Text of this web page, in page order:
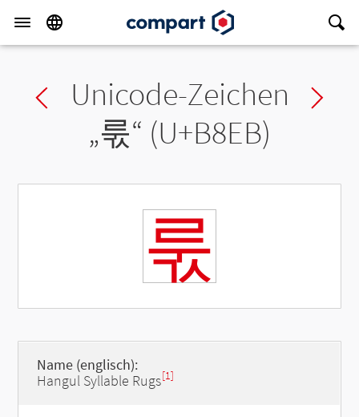
Previous char
Unicode-Zeichen
„룫“ (U+B8EB)
룫
Name (englisch):
Hangul Syllable Rugs[1]